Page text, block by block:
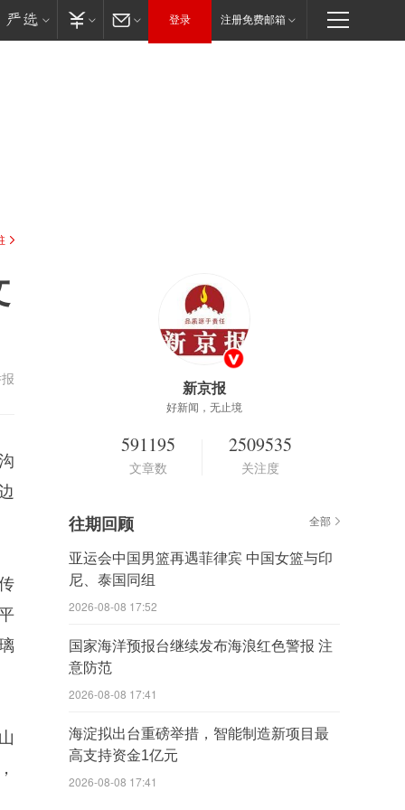
登录 注册免费邮箱
新京报
好新闻，无止境
591195
文章数
2509535
关注度
往期回顾 全部
亚运会中国男篮再遇菲律宾 中国女篮与印
尼、泰国同组
2026-08-08 17:52
国家海洋预报台继续发布海浪红色警报 注
意防范
2026-08-08 17:41
海淀拟出台重磅举措，智能制造新项目最
高支持资金1亿元
2026-08-08 17:41